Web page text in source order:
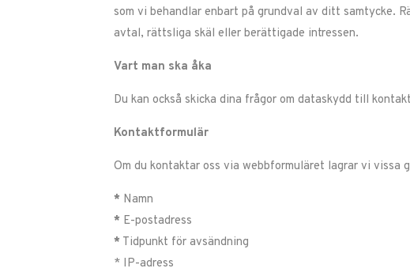
som vi behandlar enbart på grundval av ditt samtycke.
avtal, rättsliga skäl eller berättigade intressen.
Vart man ska åka
Du kan också skicka dina frågor om dataskydd till
Kontaktformulär
Om du kontaktar oss via webbformuläret lagrar vi vissa
* Namn
* E-postadress
* Tidpunkt för avsändning
* IP-adress